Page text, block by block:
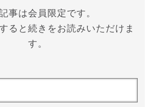
事は会員限定です。
ると続きをお読みいただけま
す。